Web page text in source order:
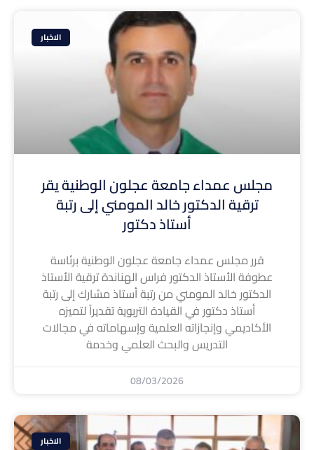
الاخبار
مجلس عمداء جامعة عجلون الوطنية يقر
ترقية الدكتور خالد المومني إلى رتبة
أستاذ دكتور
قرر مجلس عمداء جامعة عجلون الوطنية برئاسة
عطوفة الأستاذ الدكتور فراس الهناندة ترقية الأستاذ
الدكتور خالد المومني من رتبة أستاذ مشارك إلى رتبة
أستاذ دكتور في القيادة التربوية تقديراً لتميزه
الأكاديمي وإنجازاته العلمية وإسهاماته في مجالات
التدريس والبحث العلمي وخدمة
08/03/2026
الاخبار